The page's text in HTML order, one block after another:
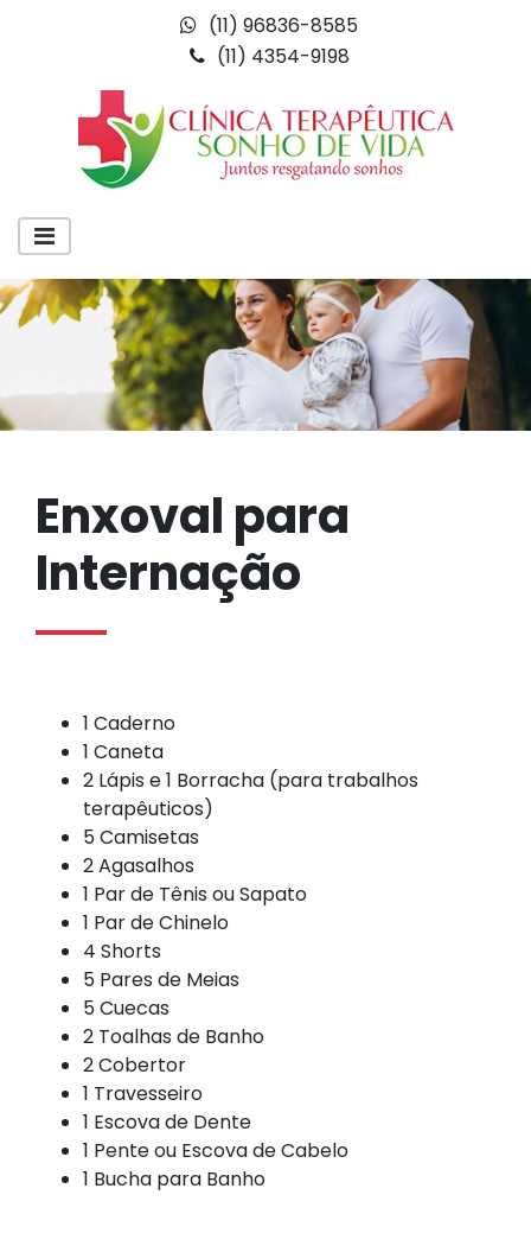
(11) 96836-8585
(11) 4354-9198
Enxoval para
Internação
1 Caderno
1 Caneta
2 Lápis e 1 Borracha (para trabalhos
terapêuticos)
5 Camisetas
2 Agasalhos
1 Par de Tênis ou Sapato
1 Par de Chinelo
4 Shorts
5 Pares de Meias
5 Cuecas
2 Toalhas de Banho
2 Cobertor
1 Travesseiro
1 Escova de Dente
1 Pente ou Escova de Cabelo
1 Bucha para Banho